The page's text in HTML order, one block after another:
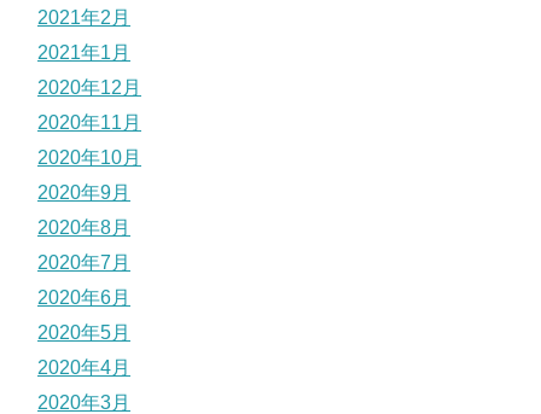
2021年2月
2021年1月
2020年12月
2020年11月
2020年10月
2020年9月
2020年8月
2020年7月
2020年6月
2020年5月
2020年4月
2020年3月